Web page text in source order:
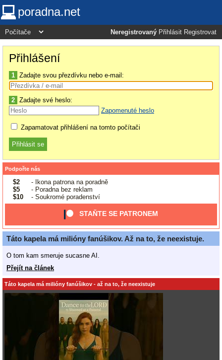
poradna.net
Neregistrovaný Přihlásit Registrovat
Přihlášení
1 Zadajte svou přezdívku nebo e-mail:
2 Zadajte své heslo:
Zapomenuté heslo
Zapamatovat přihlášení na tomto počítači
Podpořte nás
$2
- Ikona patrona na poradně
$5
- Poradna bez reklam
$10
- Soukromé poradenství
STAŇTE SE PATRONEM
Táto kapela má milióny fanúšikov. Až na to, že neexistuje.
O tom kam smeruje sucasne AI.
Přejít na článek
Táto kapela má milióny fanúšikov - až na to, že neexistuje